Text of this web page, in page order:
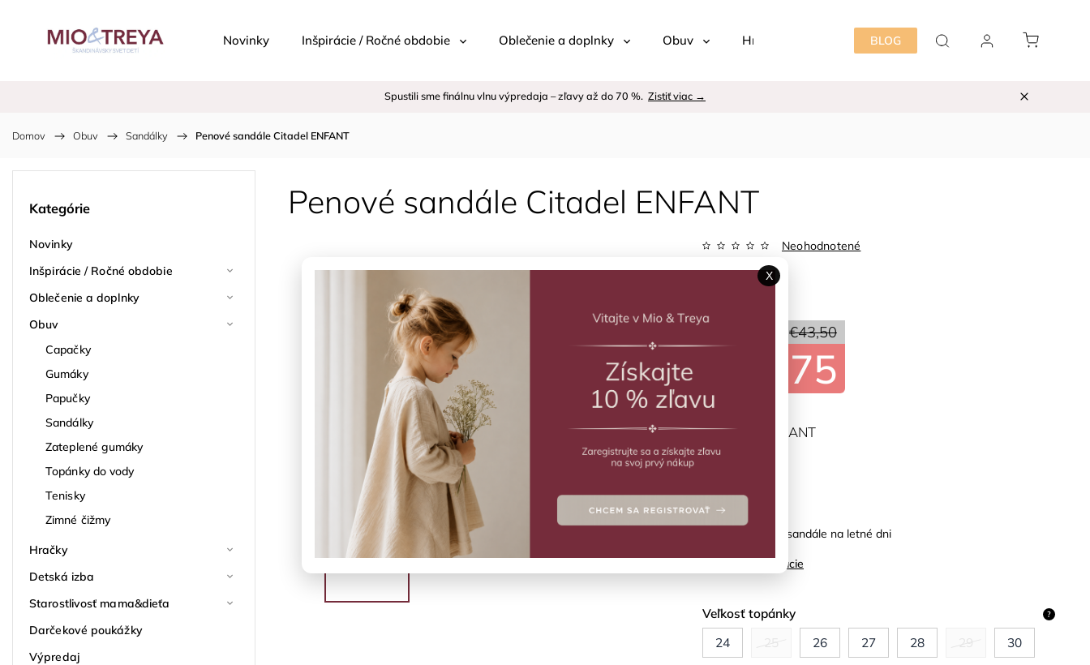
BLOG
Novinky Inšpirácie / Ročné obdobie Oblečenie a doplnky Obuv Hračky Detská izba Starostlivosť
Spustili sme finálnu vlnu výpredaja – zľavy až do 70 %. Zistiť viac →
Domov / Obuv / Sandálky / Penové sandále Citadel ENFANT
Kategórie
Novinky
Inšpirácie / Ročné obdobie
Oblečenie a doplnky
Obuv
Capačky
Gumáky
Papučky
Sandálky
Zateplené gumáky
Topánky do vody
Tenisky
Zimné čižmy
Hračky
Detská izba
Starostlivosť mama&dieťa
Darčekové poukážky
Výpredaj
Penové sandále Citadel ENFANT
Neohodnotené
€43,50
€21,75
Kód: Zvoľte variant
Ľahké otvorené sandále na letné dni
Detailné informácie
Veľkosť topánky ?
24 26 27 28 30
ZVOĽTE VARIANT
X